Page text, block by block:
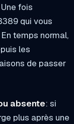
fois
qui vous
temps normal,
les
de passer
absente: si
plus après une